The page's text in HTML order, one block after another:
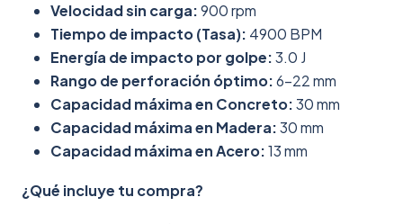
Velocidad sin carga:900 rpm
Tiempo de impacto (Tasa): 4900 BPM
Energía de impacto por golpe:3.0 J
Rango de perforación óptimo:6-22 mm
Capacidad máxima en Concreto:30 mm
Capacidad máxima en Madera:30 mm
Capacidad máxima en Acero:13 mm
¿Qué incluye tu compra?